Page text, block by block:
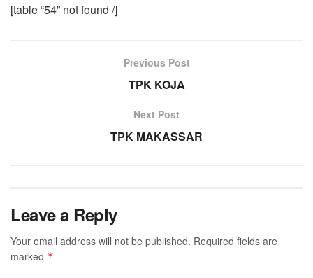
[table “54” not found /]
Previous Post
TPK KOJA
Next Post
TPK MAKASSAR
Leave a Reply
Your email address will not be published. Required fields are
marked *